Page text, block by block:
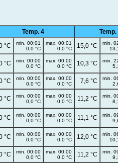
Temp. 4 Temp.
°C
min. 00:01
0,0 °C
max. 00:01
0,0 °C
15,0 °C
min.
°C
min. 00:00
0,0 °C
max. 00:00
0,0 °C
10,3 °C
min.
°C
min. 00:00
0,0 °C
max. 00:00
0,0 °C
7,6 °C
min.
°C
min. 00:00
0,0 °C
max. 00:00
0,0 °C
11,2 °C
min.
°C
min. 00:00
0,0 °C
max. 00:00
0,0 °C
11,1 °C
min.
°C
min. 00:00
0,0 °C
max. 00:00
0,0 °C
12,0 °C
min.
°C
min. 00:00
0,0 °C
max. 00:00
0,0 °C
11,2 °C
min.